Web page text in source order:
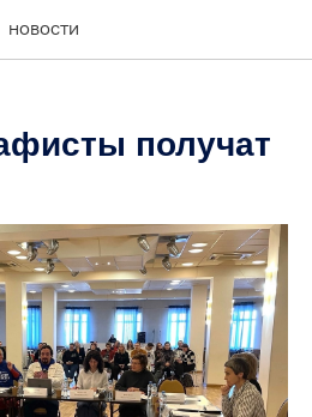
НОВОСТИ
получат